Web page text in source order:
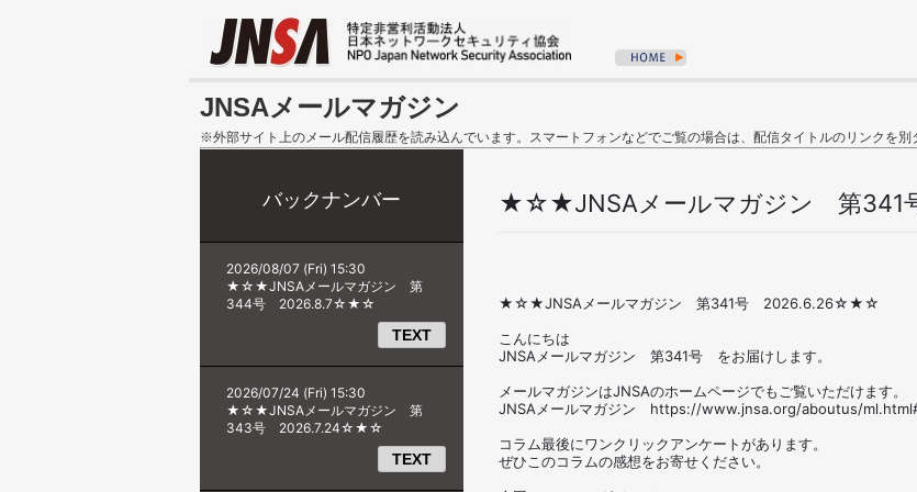
JNSAメールマガジン
※外部サイト上のメール配信履歴を読み込んでいます。スマートフォンなどでご覧の場合は、配信タイトルのリンクを別